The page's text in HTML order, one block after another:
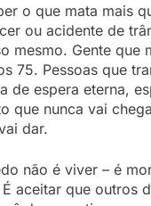
o que mata mais
ou acidente de
mesmo. Gente que
75. Pessoas que
de espera eterna,
que nunca vai
dar.
não é viver – é
aceitar que outros